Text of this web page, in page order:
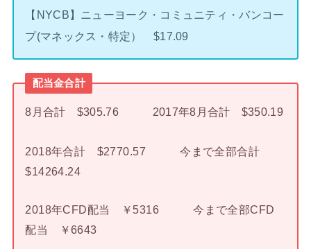
【NYCB】ニューヨーク・コミュニティ・バンコー
プ(マネックス・特定） $17.09
配当金合計
8月合計 $305.76 2017年8月合計 $350.19
2018年合計 $2770.57 今まで全部合計
$14264.24
2018年CFD配当 ￥5316 今まで全部CFD
配当 ￥6643